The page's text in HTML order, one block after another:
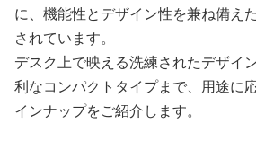
に、機能性とデザイン性を兼ね備え
されています。
デスク上で映える洗練されたデザイ
利なコンパクトタイプまで、用途に
インナップをご紹介します。